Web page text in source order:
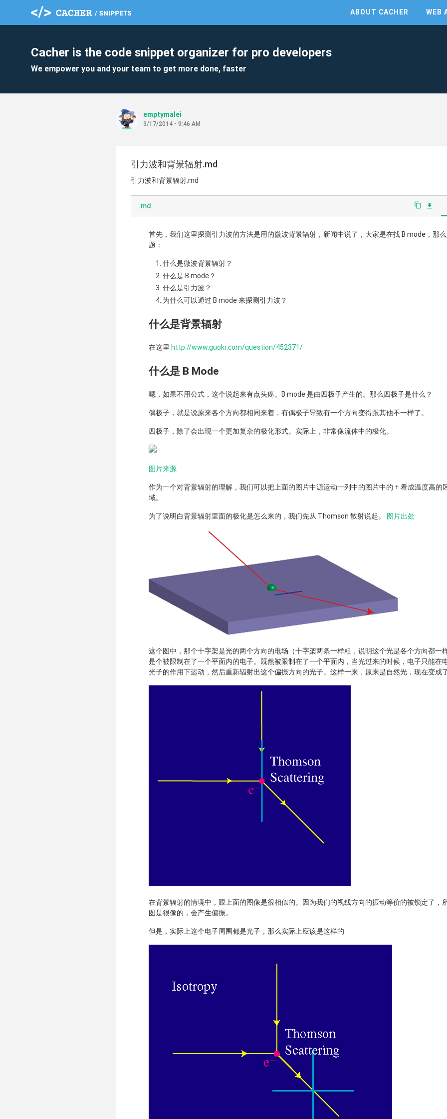
ABOUT CACHER WEB
Cacher is the code snippet organizer for pro developers
We empower you and your team to get more done, faster
emptymalei
3/17/2014 - 9:46 AM
引力波和背景辐射.md
引力波和背景辐射.md
.md content_copy file_download
首先，我们这里探测引力波的方法是用的微波背景辐射，新闻中说了，大家是在找 B mode，那
题：
什么是微波背景辐射？
什么是 B mode？
什么是引力波？
为什么可以通过 B mode 来探测引力波？
什么是背景辐射
在这里 http://www.guokr.com/question/452371/
什么是 B Mode
嗯，如果不用公式，这个说起来有点头疼。B mode 是由四极子产生的。那么四极子是什么？
偶极子，就是说原来各个方向都相同来着，有偶极子导致有一个方向变得跟其他不一样了。
四极子，除了会出现一个更加复杂的极化形式。实际上，非常像流体中的极化。
图片来源
作为一个对背景辐射的理解，我们可以把上面的图片中源运动一列中的图片中的 + 看成温度高的
域。
为了说明白背景辐射里面的极化是怎么来的，我们先从 Thomson 散射说起。 图片出处
这个图中，那个十字架是光的两个方向的电场（十字架两条一样粗，说明这个光是各个方向都一
是个被限制在了一个平面内的电子。既然被限制在了一个平面内，当光过来的时候，电子只能在
光子的作用下运动，然后重新辐射出这个偏振方向的光子。这样一来，原来是自然光，现在变成了
在背景辐射的情境中，跟上面的图像是很相似的。因为我们的视线方向的振动等价的被锁定了，
图是很像的，会产生偏振。
但是，实际上这个电子周围都是光子，那么实际上应该是这样的